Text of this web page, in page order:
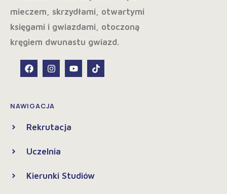
NAWIGACJA
Rekrutacja
Uczelnia
Kierunki Studiów